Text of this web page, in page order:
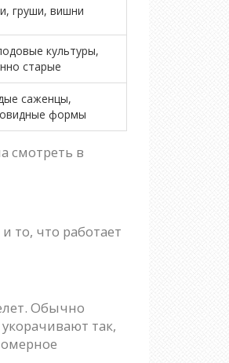
груши, вишни
культуры,
старые
саженцы,
формы
смотреть в
то, что работает
Обычно
так,